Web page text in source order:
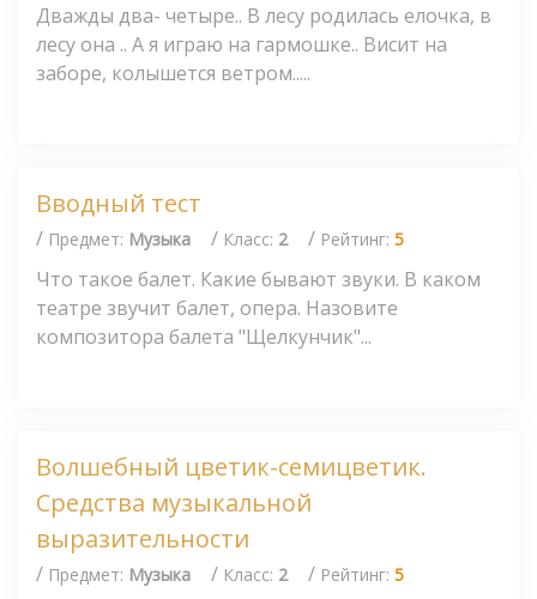
Дважды два- четыре.. В лесу родилась елочка, в
лесу она .. А я играю на гармошке.. Висит на
заборе, колышется ветром.....
Вводный тест
/ Предмет: Музыка / Класс: 2 / Рейтинг: 5
Что такое балет. Какие бывают звуки. В каком
театре звучит балет, опера. Назовите
композитора балета "Щелкунчик"...
Волшебный цветик-семицветик.
Средства музыкальной
выразительности
/ Предмет: Музыка / Класс: 2 / Рейтинг: 5